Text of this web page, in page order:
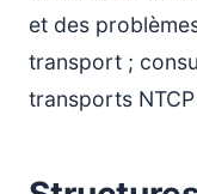
et des
transport ;
transports